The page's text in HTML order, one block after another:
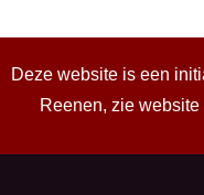
Deze website is een
Reenen, zie website